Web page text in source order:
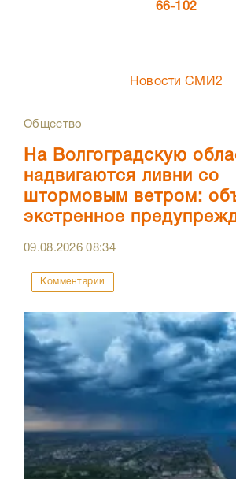
66-102
Новости СМИ2
Общество
На Волгоградскую
надвигаются ливни со
штормовым ветром:
экстренное
09.08.202608:34
Комментарии